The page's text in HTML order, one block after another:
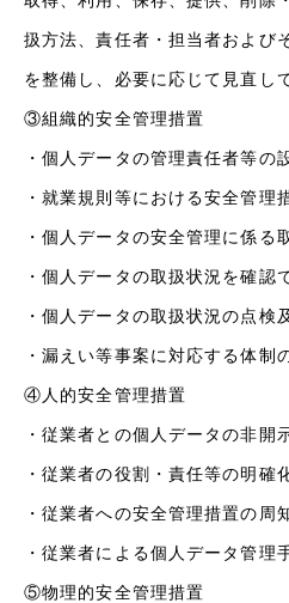
扱方法、責任者・担当者および
を整備し、必要に応じて見直し
③組織的安全管理措置
・個人データの管理責任者等の
・就業規則等における安全管理
・個人データの安全管理に係る
・個人データの取扱状況を確認
・個人データの取扱状況の点検
・漏えい等事案に対応する体制
④人的安全管理措置
・従業者との個人データの非開
・従業者の役割・責任等の明確
・従業者への安全管理措置の周
・従業者による個人データ管理
⑤物理的安全管理措置